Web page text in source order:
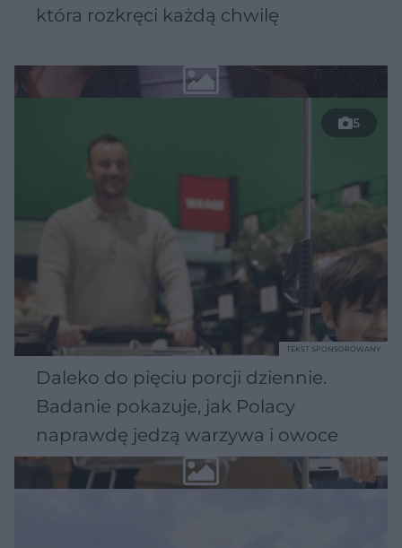
która rozkręci każdą chwilę
5
Daleko do pięciu porcji dziennie.
Badanie pokazuje, jak Polacy
naprawdę jedzą warzywa i owoce
TEKST SPONSOROWANY